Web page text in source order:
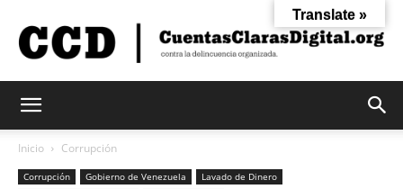
Inicio Corrupción
Corrupción Gobierno de Venezuela
Lavado de Dinero
Translate »